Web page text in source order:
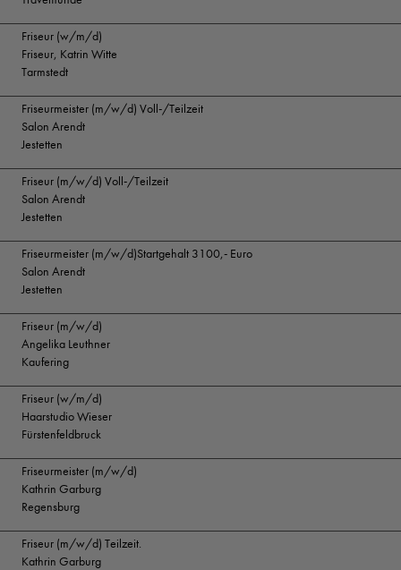
Friseur (w/m/d)
Friseur, Katrin Witte
Tarmstedt
Friseurmeister (m/w/d) Voll-/Teilzeit
Salon Arendt
Jestetten
Friseur (m/w/d) Voll-/Teilzeit
Salon Arendt
Jestetten
Friseurmeister (m/w/d)Startgehalt 3100,- Euro
Salon Arendt
Jestetten
Friseur (m/w/d)
Angelika Leuthner
Kaufering
Friseur (w/m/d)
Haarstudio Wieser
Fürstenfeldbruck
Friseurmeister (m/w/d)
Kathrin Garburg
Regensburg
Friseur (m/w/d) Teilzeit.
Kathrin Garburg